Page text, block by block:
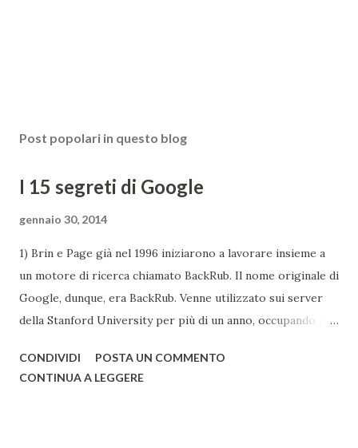
Post popolari in questo blog
I 15 segreti di Google
gennaio 30, 2014
1) Brin e Page già nel 1996 iniziarono a lavorare insieme a
un motore di ricerca chiamato BackRub. Il nome originale di
Google, dunque, era BackRub. Venne utilizzato sui server
della Stanford University per più di un anno, occupando alla
all'università. Una pagina del fratello maggiore di Google è
CONDIVIDI
POSTA UN COMMENTO
CONTINUA A LEGGERE